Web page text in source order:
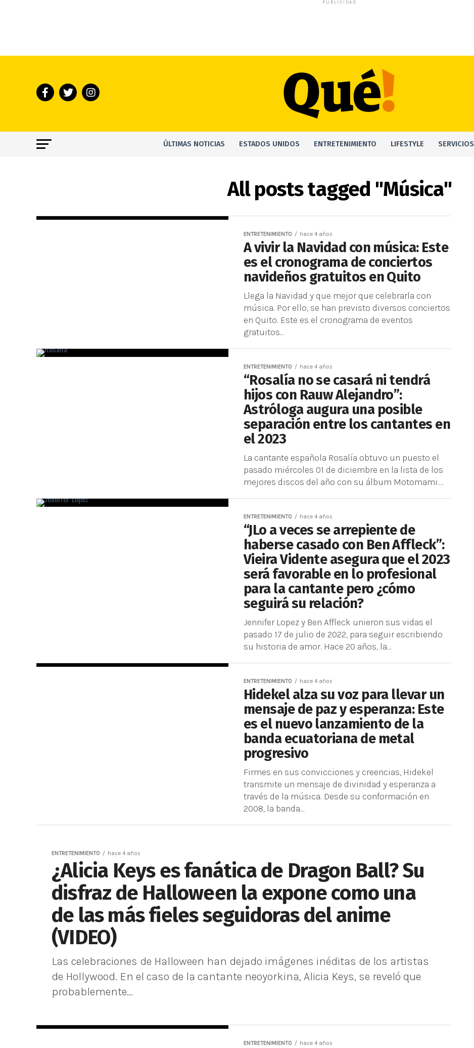
PUBLICIDAD
ÚLTIMAS NOTICIAS ESTADOS UNIDOS ENTRETENIMIENTO LIFESTYLE SERVICIOS
All posts tagged "Música"
ENTRETENIMIENTO hace 4 años
A vivir la Navidad con música: Este
es el cronograma de conciertos
navideños gratuitos en Quito
Llega la Navidad y que mejor que celebrarla con
música. Por ello, se han previsto diversos conciertos
en Quito. Este es el cronograma de eventos
gratuitos...
ENTRETENIMIENTO hace 4 años
“Rosalía no se casará ni tendrá
hijos con Rauw Alejandro”:
Astróloga augura una posible
separación entre los cantantes en
el 2023
La cantante española Rosalía obtuvo un puesto el
pasado miércoles 01 de diciembre en la lista de los
mejores discos del año con su álbum Motomami....
ENTRETENIMIENTO hace 4 años
“JLo a veces se arrepiente de
haberse casado con Ben Affleck”:
Vieira Vidente asegura que el 2023
será favorable en lo profesional
para la cantante pero ¿cómo
seguirá su relación?
Jennifer Lopez y Ben Affleck unieron sus vidas el
pasado 17 de julio de 2022, para seguir escribiendo
su historia de amor. Hace 20 años, la...
ENTRETENIMIENTO hace 4 años
Hidekel alza su voz para llevar un
mensaje de paz y esperanza: Este
es el nuevo lanzamiento de la
banda ecuatoriana de metal
progresivo
Firmes en sus convicciones y creencias, Hidekel
transmite un mensaje de divinidad y esperanza a
través de la música. Desde su conformación en
2008, la banda...
ENTRETENIMIENTO hace 4 años
¿Alicia Keys es fanática de Dragon Ball? Su
disfraz de Halloween la expone como una
de las más fieles seguidoras del anime
(VIDEO)
Las celebraciones de Halloween han dejado imágenes inéditas de los artistas
de Hollywood. En el caso de la cantante neoyorkina, Alicia Keys, se reveló que
probablemente...
ENTRETENIMIENTO hace 4 años